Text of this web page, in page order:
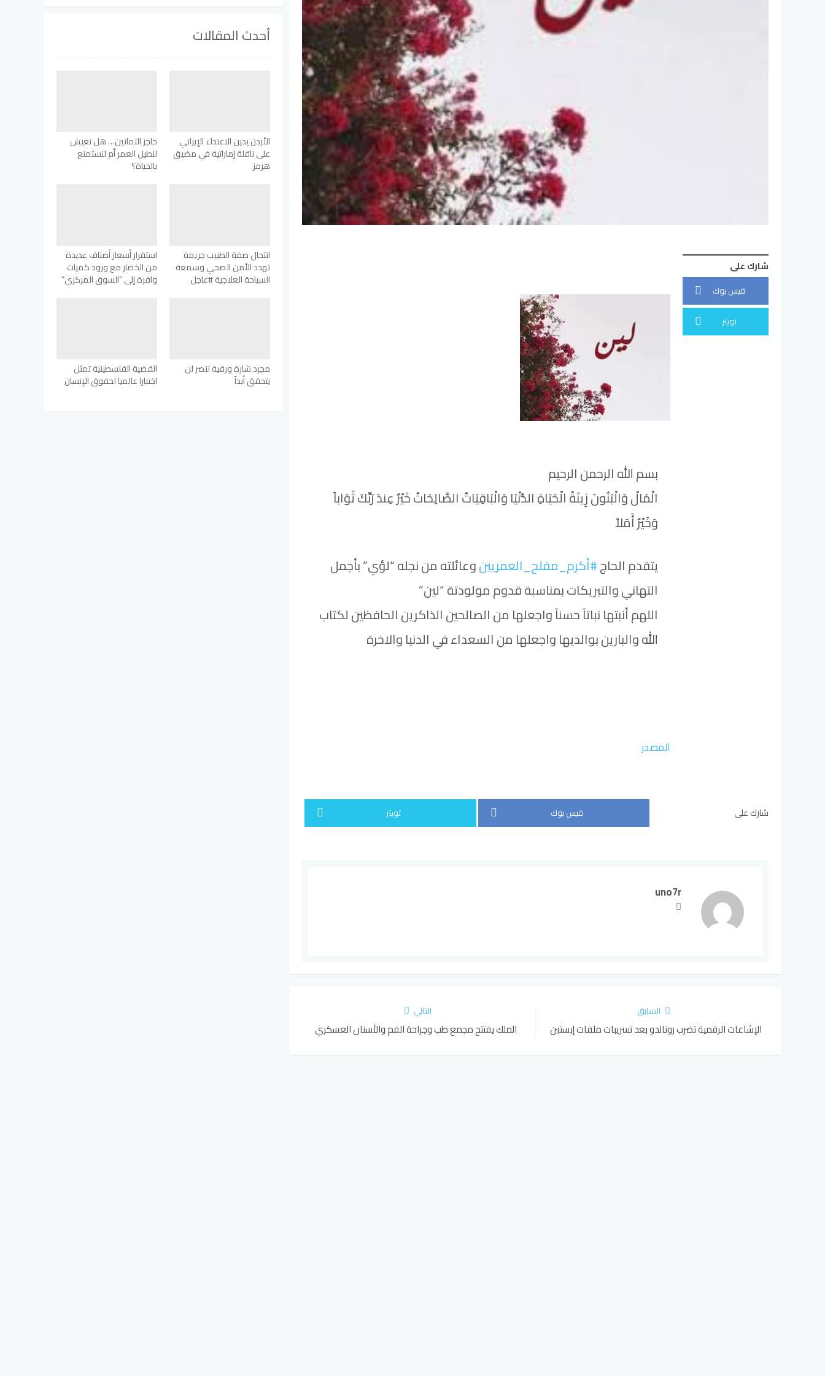
شارك على
فيس بوك
تويتر
بسم الله الرحمن الرحيم
الْمَالُ وَالْبَنُونَ زِينَةُ الْحَيَاةِ الدُّنْيَا وَالْبَاقِيَاتُ الصَّالِحَاتُ خَيْرٌ عِندَ رَبِّكَ ثَوَاباً
وَخَيْرٌ أَمَلاً
يتقدم الحاج#أكرم_مفلح_العمريينوعائلته من نجله “لؤي” بأجمل
التهاني والتبريكات بمناسبة قدوم مولودتة “لين”
اللهم أنبتها نباتآ حسنآ واجعلها من الصالحين الذاكرين الحافظين لكتاب
الله والبارين بوالديها واجعلها من السعداء في الدنيا والاخرة
المصدر
شارك على فيس بوك تويتر
uno7r
السابق
الإشاعات الرقمية تضرب رونالدو بعد تسريبات ملفات إبستين
التالي
الملك يفتتح مجمع طب وجراحة الفم والأسنان العسكري
أحدث المقالات
الأردن يدين الاعتداء الإيراني
على ناقلة إماراتية في مضيق
هرمز
حاجز الثمانين… هل نعيش
لنطيل العمر أم لنستمتع
بالحياة؟
انتحال صفة الطبيب جريمة
تهدد الأمن الصحي وسمعة
السياحة العلاجية #عاجل
استقرار أسعار أصناف عديدة
من الخضار مع ورود كميات
وافرة إلى “السوق المركزي”
مجرد شارة ورقية لنصر لن
يتحقق أبداً
القضية الفلسطينية تمثل
اختبارا عالميا لحقوق الإنسان